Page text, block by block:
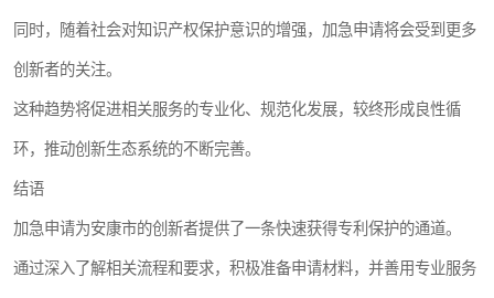
同时，随着社会对知识产权保护意识的增强，加急申请将会受到更多
创新者的关注。
这种趋势将促进相关服务的专业化、规范化发展，较终形成良性循
环，推动创新生态系统的不断完善。
结语
加急申请为安康市的创新者提供了一条快速获得专利保护的通道。
通过深入了解相关流程和要求，积极准备申请材料，并善用专业服务